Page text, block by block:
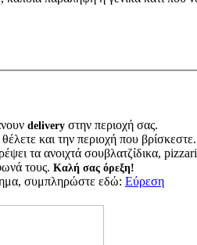
delivery στην περιοχή σας.
και την περιοχή που βρίσκεστε.
τα ανοιχτά σουβλατζίδικα,
τους. Καλή σας όρεξη!
συμπληρώστε εδώ: Εύρεση